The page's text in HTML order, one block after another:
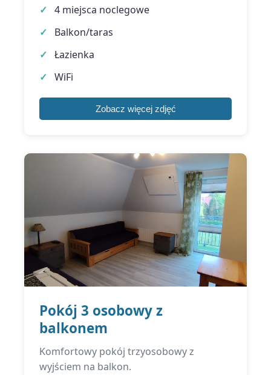
4 miejsca noclegowe
Balkon/taras
Łazienka
WiFi
Zobacz więcej zdjęć
Pokój 3 osobowy z
balkonem
Komfortowy pokój trzyosobowy z
wyjściem na balkon.